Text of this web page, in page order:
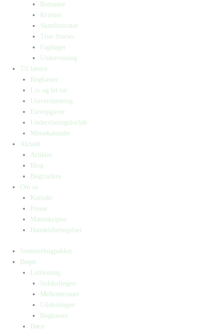
Romance
Krimier
Skønlitteratur
True Stories
Fagbøger
Undervisning
Til lærere
Bogkasser
Lix og let-tal
Universlæsning
Elevopgaver
Undervisningsforløb
Messekalender
Aktuelt
Artikler
Blog
Bogtrailere
Om os
Kontakt
Presse
Manuskripter
Handelsbetingelser
Sommerbogpakker
Bøger
Letlæsning
Indskolingen
Mellemtrinnet
Udskolingen
Bogkasser
Børn